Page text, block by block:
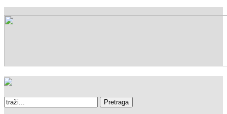
Pretraga